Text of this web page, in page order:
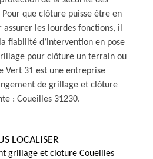
que clôture puisse être en
les lourdes fonctions, il
fiabilité d’intervention en pose
pour clôture un terrain ou
Vert 31 est une entreprise
de grillage et clôture
: Coueilles 31230.
LOCALISER
grillage et cloture Coueilles